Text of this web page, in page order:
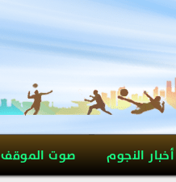
أخبار النجوم صوت الموقف